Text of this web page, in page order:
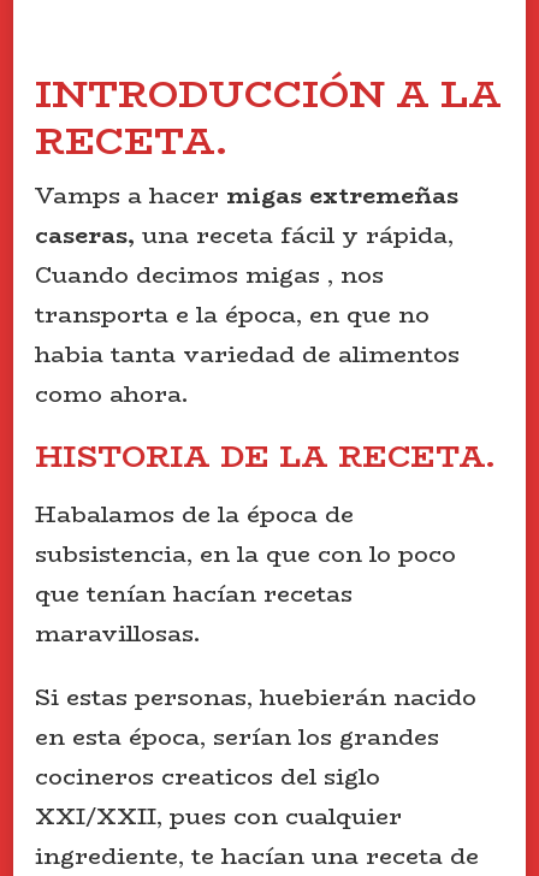
INTRODUCCIÓN A LA
RECETA.
Vamps a hacer migas extremeñas
caseras, una receta fácil y rápida,
Cuando decimos migas , nos
transporta e la época, en que no
habia tanta variedad de alimentos
como ahora.
HISTORIA DE LA RECETA.
Habalamos de la época de
subsistencia, en la que con lo poco
que tenían hacían recetas
maravillosas.
Si estas personas, huebierán nacido
en esta época, serían los grandes
cocineros creaticos del siglo
XXI/XXII, pues con cualquier
ingrediente, te hacían una receta de